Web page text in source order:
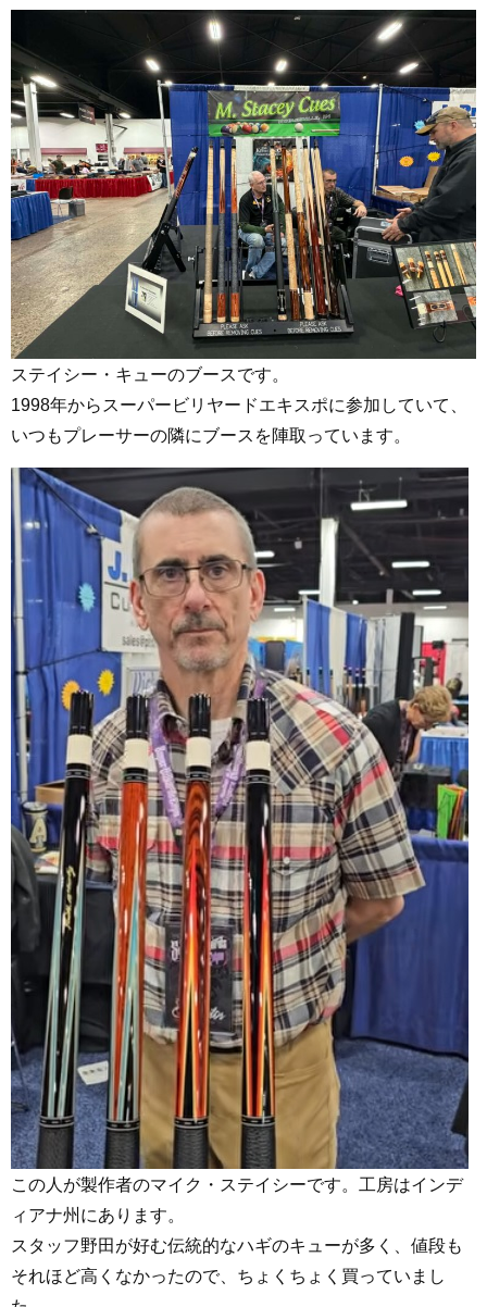
ステイシー・キューのブースです。
1998年からスーパービリヤードエキスポに参加していて、
いつもプレーサーの隣にブースを陣取っています。
この人が製作者のマイク・ステイシーです。工房はインデ
ィアナ州にあります。
スタッフ野田が好む伝統的なハギのキューが多く、値段も
それほど高くなかったので、ちょくちょく買っていまし